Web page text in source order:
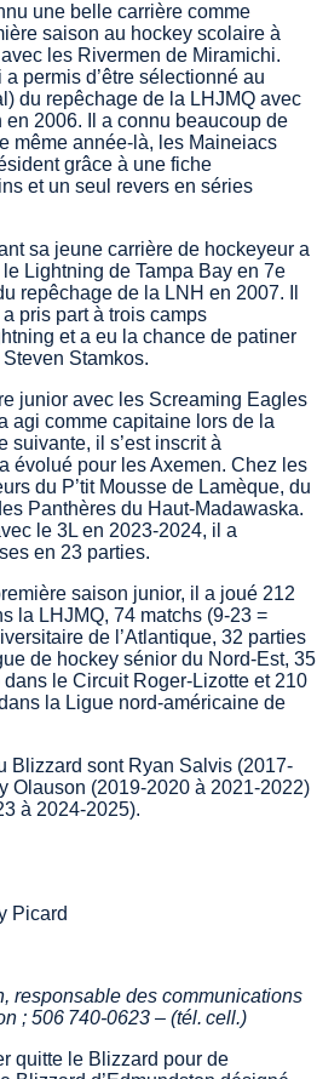
une belle carrière comme
saison au hockey scolaire à
les Rivermen de Miramichi.
permis d’être sélectionné au
du repêchage de la LHJMQ avec
en 2006. Il a connu beaucoup de
même année-là, les Maineiacs
grâce à une fiche
et un seul revers en séries
sa jeune carrière de hockeyeur a
Lightning de Tampa Bay en 7e
repêchage de la LNH en 2007. Il
pris part à trois camps
et a eu la chance de patiner
Stamkos.
junior avec les Screaming Eagles
agi comme capitaine lors de la
suivante, il s’est inscrit à
évolué pour les Axemen. Chez les
du P’tit Mousse de Lamèque, du
Panthères du Haut-Madawaska.
le 3L en 2023-2024, il a
en 23 parties.
saison junior, il a joué 212
la LHJMQ, 74 matchs (9-23 =
de l’Atlantique, 32 parties
de hockey sénior du Nord-Est, 35
le Circuit Roger-Lizotte et 210
la Ligue nord-américaine de
Blizzard sont Ryan Salvis (2017-
Olauson (2019-2020 à 2021-2022)
à 2024-2025).
Picard
responsable des communications
; 506 740-0623 – (tél. cell.)
quitte le Blizzard pour de